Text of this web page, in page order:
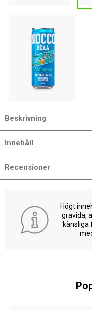
Beskrivning
Innehåll
Recensioner
Högt
gravida,